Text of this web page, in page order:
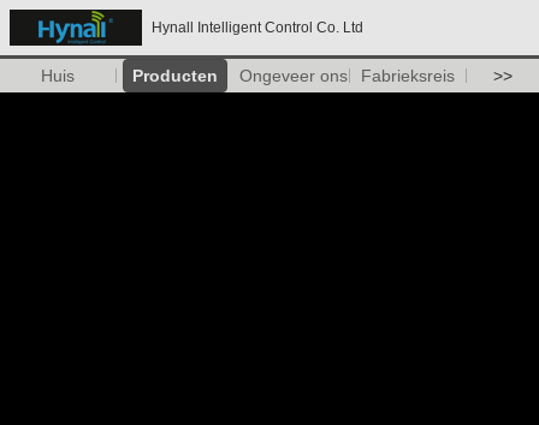
Hynall Intelligent Control Co. Ltd
Huis Producten Ongeveer ons Fabrieksreis >>